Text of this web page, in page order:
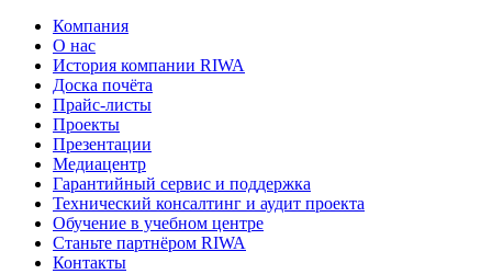
Компания
О нас
История компании RIWA
Доска почёта
Прайс-листы
Проекты
Презентации
Медиацентр
Гарантийный сервис и поддержка
Технический консалтинг и аудит проекта
Обучение в учебном центре
Станьте партнёром RIWA
Контакты